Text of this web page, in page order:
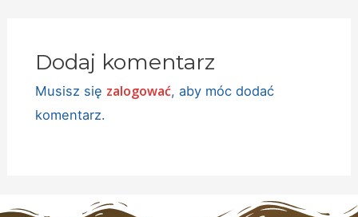
Dodaj komentarz
Musisz się zalogować, aby móc dodać
komentarz.